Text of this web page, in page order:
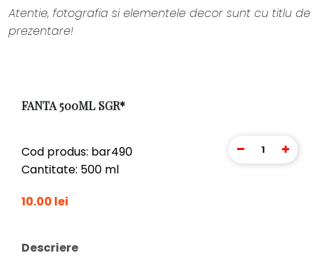
Atentie, fotografia si elementele decor sunt cu titlu de
prezentare!
FANTA 500ML SGR*
Cod produs: bar490
Cantitate: 500 ml
10.00 lei
1
Descriere